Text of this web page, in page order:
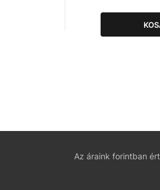
Az áraink forintban